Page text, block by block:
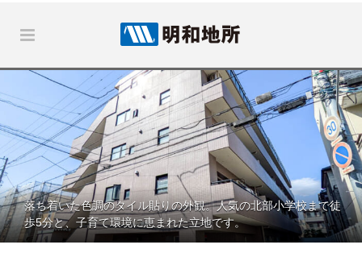
落ち着いた色調のタイル貼りの外観。人気の北部小学校まで徒
歩5分と、子育て環境に恵まれた立地です。